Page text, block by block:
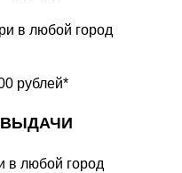
в любой город
рублей*
ВЫДАЧИ
в любой город